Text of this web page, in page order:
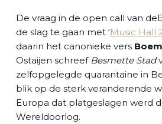
De vraag in de open call van
de slag te gaan met ‘Music Hall
daarin het canonieke vers
Ostaijen schreef Besmette Stad
zelfopgelegde quarantaine in
blik op de sterk veranderende
Europa dat platgeslagen werd
Wereldoorlog.